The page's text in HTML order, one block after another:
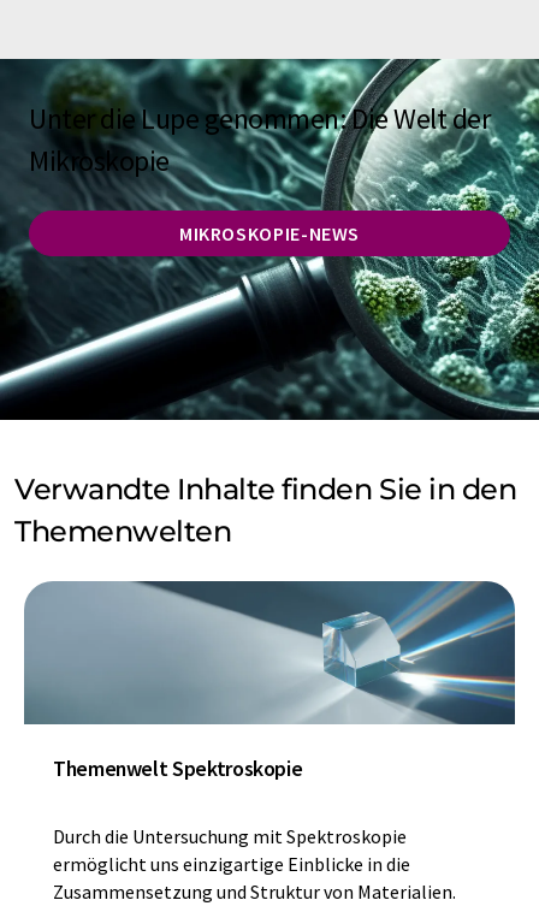
Unter die Lupe genommen: Die Welt der
Mikroskopie
MIKROSKOPIE-NEWS
Verwandte Inhalte finden Sie in den
Themenwelten
Themenwelt Spektroskopie
Durch die Untersuchung mit Spektroskopie
ermöglicht uns einzigartige Einblicke in die
Zusammensetzung und Struktur von Materialien.